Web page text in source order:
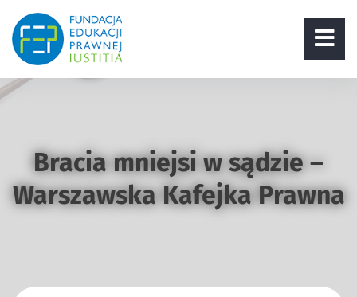
Bracia mniejsi w sądzie –
Warszawska Kafejka Prawna